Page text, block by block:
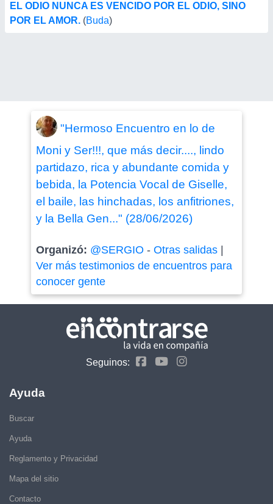
EL ODIO NUNCA ES VENCIDO POR EL ODIO, SINO
POR EL AMOR. (Buda)
"Hermoso Encuentro en lo de
Moni y Ser!!!, que más decir...., lindo
partidazo, rica y abundante comida y
bebida, la Potencia Vocal de Giselle,
el baile, las hinchadas, los anfitriones,
y la Bella Gen..." (28/06/2026)
Organizó: @SERGIO - Otras salidas|
Ver más testimonios de encuentros para
conocer gente
Seguinos:
Ayuda
Buscar
Ayuda
Reglamento y Privacidad
Mapa del sitio
Contacto